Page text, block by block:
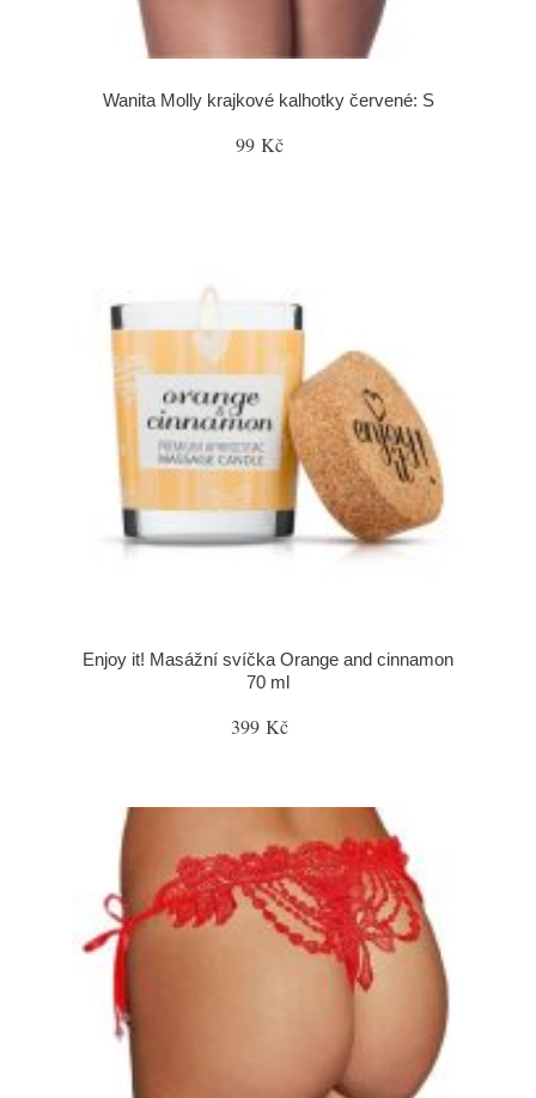
Wanita Molly krajkové kalhotky červené: S
99 Kč
Enjoy it! Masážní svíčka Orange and cinnamon
70 ml
399 Kč